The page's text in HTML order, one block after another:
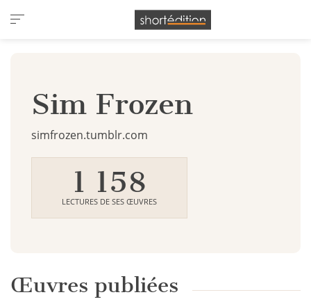
Panneau de gestion des cookies
Sim Frozen
simfrozen.tumblr.com
1 158
LECTURES DE SES ŒUVRES
Œuvres publiées